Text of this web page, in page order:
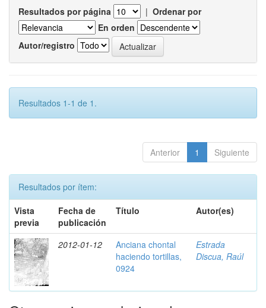
Resultados por página | Ordenar por
En orden
Autor/registro
Resultados 1-1 de 1.
Anterior 1 Siguiente
Resultados por ítem:
Vista
previa
Fecha de
publicación
Título Autor(es)
2012-01-12
Anciana chontal
haciendo tortillas,
0924
Estrada
Discua, Raúl